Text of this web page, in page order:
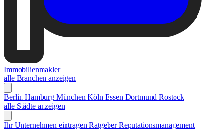
Immobilienmakler
alle Branchen anzeigen
Berlin Hamburg München Köln Essen Dortmund Rostock
alle Städte anzeigen
Ihr Unternehmen eintragen Ratgeber Reputationsmanagement